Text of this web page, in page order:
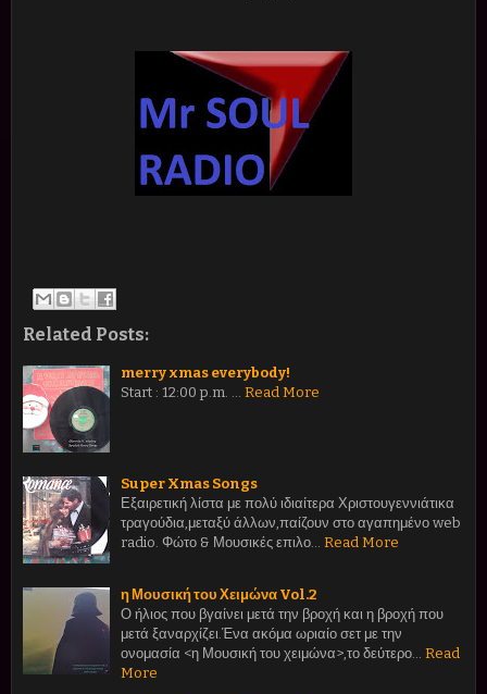
Related Posts:
merry xmas everybody!
Start : 12:00 p.m. …
Read More
Super Xmas Songs
Εξαιρετική λίστα με πολύ ιδιαίτερα Χριστουγεννιάτικα
τραγούδια,μεταξύ άλλων,παίζουν στο αγαπημένο web
radio. Φώτο & Μουσικές επιλο…
Read More
η Μουσική του Χειμώνα Vol.2
Ο ήλιος που βγαίνει μετά την βροχή και η βροχή που
μετά ξαναρχίζει.Ένα ακόμα ωριαίο σετ με την
ονομασία <η Μουσική του χειμώνα>,το δεύτερο…
Read
More